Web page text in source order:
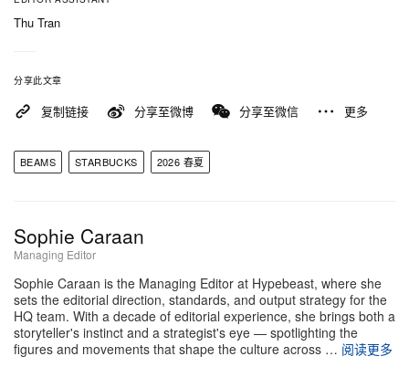
异的格纹拼接成一件拼布式外壳。单品选用轻量法兰
松紧抽褶设计，下摆配有抽绳调节，贴身的领口线条
下摆一枚压纹仿皮浅开心果绿标签，是贯穿整个系列
的点睛细节，为造型悄然收尾出一丝高级质感。全幅
印花的 Short Sleeve Open Collar Shirt 则走上一条
加非洲象与咖啡豆图案，可敞开搭在 T 恤之外，也可
以与同花色短裤扣成成套造型——短裤沿用相同图
案，却改用双层织聚酯面料，内侧纹理进一步提升夏
日透气性。
T 恤线则分为两条支线。Animal Print Tee 采用 14 支
Thu Tran
分享此文章
复制链接 分享至微博 分享至微信 更多
BEAMS STARBUCKS 2026 春夏
Sophie Caraan
Managing Editor
Sophie Caraan is the Managing Editor at Hypebeast, where she
sets the editorial direction, standards, and output strategy for the
HQ team. With a decade of editorial experience, she brings both a
storyteller's instinct and a strategist's eye — spotlighting the
figures and movements that shape the culture across … 阅读更多